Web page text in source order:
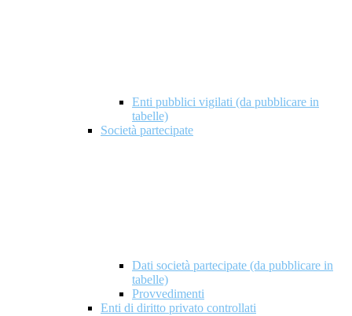
Enti pubblici vigilati (da pubblicare in
tabelle)
Società partecipate
Dati società partecipate (da pubblicare in
tabelle)
Provvedimenti
Enti di diritto privato controllati